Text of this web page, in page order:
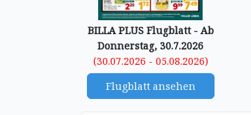
BILLA PLUS Flugblatt - Ab
Donnerstag, 30.7.2026
(30.07.2026 - 05.08.2026)
Flugblatt ansehen